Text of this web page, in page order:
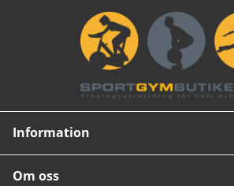
Information
Om oss